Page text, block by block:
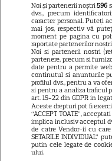
Noi și partenerii noștri596
dvs., precum
caracter personal. Puteți
mai jos, respectiv vă
moment pe pagina cu
raportate partenerilor
Noi si partenerii nostri
partenere, precum si
date pentru a permite
continutul si anunturile
profilul dvs., pentru a va
si pentru a analiza traficul
art. 15-22 din GDPR in
Aceste drepturi pot fi
“ACCEPT TOATE”,
implica inclusiv acceptul
de catre Vendor-ii cu care
SETARILE INDIVIDUAL”
putin cele legate de
ului.